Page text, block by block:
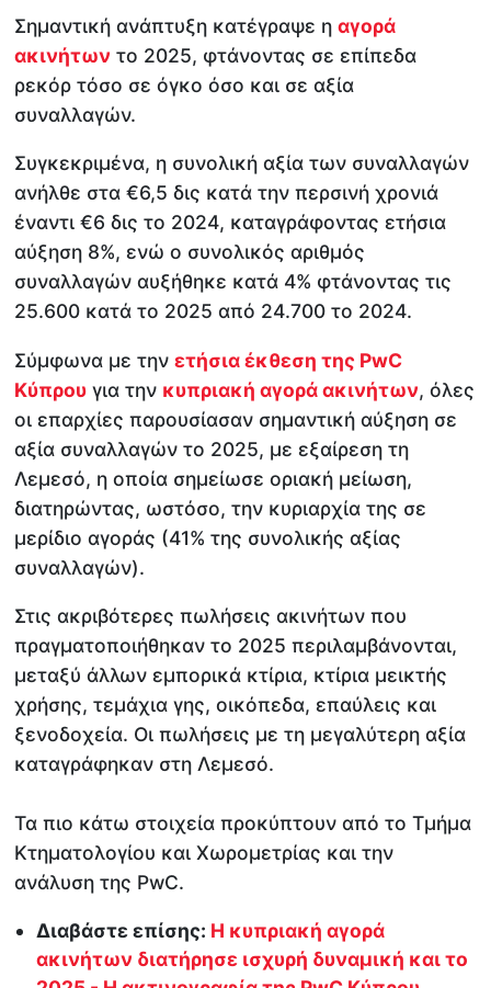
Σημαντική ανάπτυξη κατέγραψε ηαγορά
ακινήτων το 2025, φτάνοντας σε επίπεδα
ρεκόρ τόσο σε όγκο όσο και σε αξία
συναλλαγών.
Συγκεκριμένα, η συνολική αξία των συναλλαγών
ανήλθε στα €6,5 δις κατά την περσινή χρονιά
έναντι €6 δις το 2024, καταγράφοντας ετήσια
αύξηση 8%, ενώ ο συνολικός αριθμός
συναλλαγών αυξήθηκε κατά 4% φτάνοντας τις
25.600 κατά το 2025 από 24.700 το 2024.
Σύμφωνα με τηνετήσια έκθεση της PwC
Κύπρου για την κυπριακή αγορά ακινήτων, όλες
οι επαρχίες παρουσίασαν σημαντική αύξηση σε
αξία συναλλαγών το 2025, με εξαίρεση τη
Λεμεσό, η οποία σημείωσε οριακή μείωση,
διατηρώντας, ωστόσο, την κυριαρχία της σε
μερίδιο αγοράς (41% της συνολικής αξίας
συναλλαγών).
Στις ακριβότερες πωλήσεις ακινήτων που
πραγματοποιήθηκαν το 2025 περιλαμβάνονται,
μεταξύ άλλων εμπορικά κτίρια, κτίρια μεικτής
χρήσης, τεμάχια γης, οικόπεδα, επαύλεις και
ξενοδοχεία. Οι πωλήσεις με τη μεγαλύτερη αξία
καταγράφηκαν στη Λεμεσό.
Τα πιο κάτω στοιχεία προκύπτουν από το Τμήμα
Κτηματολογίου και Χωρομετρίας και την
ανάλυση της PwC.
Διαβάστε επίσης: Η κυπριακή αγορά
ακινήτων διατήρησε ισχυρή δυναμική και το